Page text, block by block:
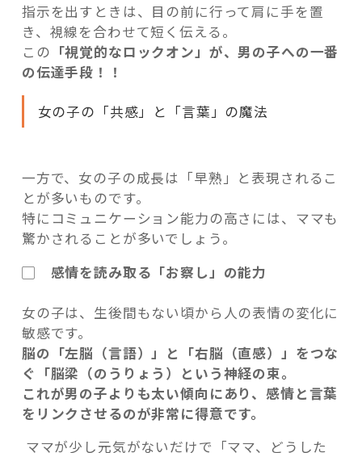
指示を出すときは、目の前に行って肩に手を置
き、視線を合わせて短く伝える。
この 「視覚的なロックオン」が、男の子への一番
の伝達手段！！
女の子の「共感」と「言葉」の魔法
一方で、女の子の成長は「早熟」と表現されるこ
とが多いものです。
特にコミュニケーション能力の高さには、ママも
驚かされることが多いでしょう。
▢ 感情を読み取る「お察し」の能力
女の子は、生後間もない頃から人の表情の変化に
敏感です。
脳の「左脳（言語）」と「右脳（直感）」をつな
ぐ「脳梁（のうりょう）という神経の束。
これが男の子よりも太い傾向にあり、感情と言葉
をリンクさせるのが非常に得意です。
ママが少し元気がないだけで「ママ、どうした